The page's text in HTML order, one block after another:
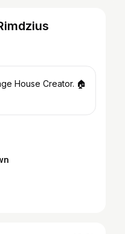
House Creator. 🏠